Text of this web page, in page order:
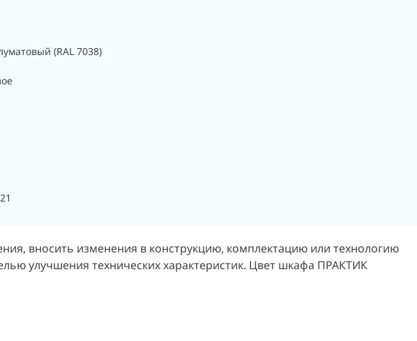
(RAL 7038)
вносить изменения в конструкцию, комплектацию или технологию
улучшения технических характеристик. Цвет шкафа ПРАКТИК